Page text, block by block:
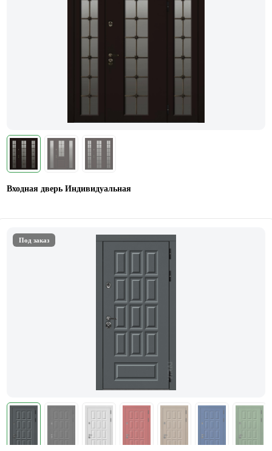
Входная дверь Индивидуальная
Под заказ